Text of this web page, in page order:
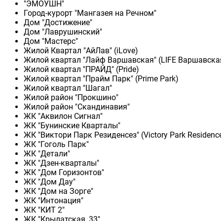
"ЭМОУШН"
Город-курорт "Мангазея на Речном"
Дом "Достижение"
Дом "Лаврушинский"
Дом "Мастерс"
Жилой Квартал "АйЛав" (iLove)
Жилой квартал "Лайф Варшавская" (LIFE
Жилой квартал "ПРАЙД" (Pride)
Жилой квартал "Прайм Парк" (Prime Park)
Жилой квартал "Шагал"
Жилой район "Прокшино"
Жилой район "Скандинавия"
ЖК "Аквилон Сигнал"
ЖК "Бунинские Кварталы"
ЖК "Виктори Парк Резиденсез" (Victory Park
ЖК "Гоголь Парк"
ЖК "Детали"
ЖК "Дзен-кварталы"
ЖК "Дом Горизонтов"
ЖК "Дом Дау"
ЖК "Дом на Зорге"
ЖК "Интонация"
ЖК "КИТ 2"